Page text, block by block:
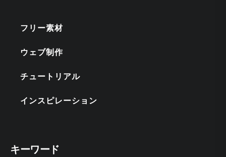
フリー素材
ウェブ制作
チュートリアル
インスピレーション
キーワード